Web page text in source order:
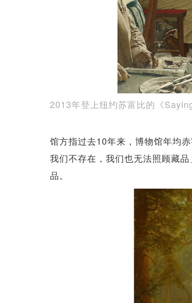
2013年登上纽约苏富比的《
馆方指过去10年来，博物馆年均
我们不存在，我们也无法照顾藏
品。